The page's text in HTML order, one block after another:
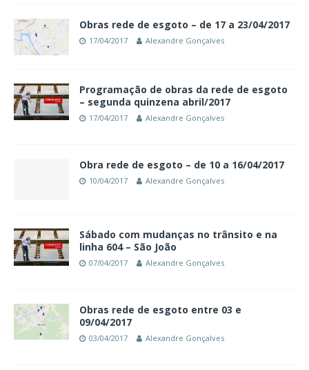
Obras rede de esgoto – de 17 a 23/04/2017
17/04/2017 Alexandre Gonçalves
Programação de obras da rede de esgoto
– segunda quinzena abril/2017
17/04/2017 Alexandre Gonçalves
Obra rede de esgoto – de 10 a 16/04/2017
10/04/2017 Alexandre Gonçalves
Sábado com mudanças no trânsito e na
linha 604 – São João
07/04/2017 Alexandre Gonçalves
Obras rede de esgoto entre 03 e
09/04/2017
03/04/2017 Alexandre Gonçalves